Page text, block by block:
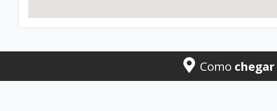
Como chegar